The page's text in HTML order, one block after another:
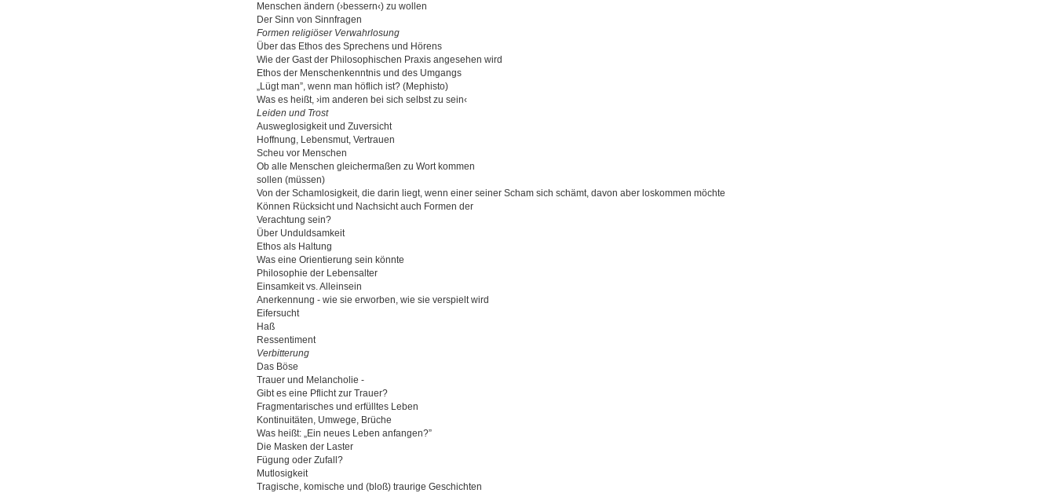
Menschen ändern (›bessern‹) zu wollen
Der Sinn von Sinnfragen
Formen religiöser Verwahrlosung
Über das Ethos des Sprechens und Hörens
Wie der Gast der Philosophischen Praxis angesehen wird
Ethos der Menschenkenntnis und des Umgangs
„Lügt man”, wenn man höflich ist? (Mephisto)
Was es heißt, ›im anderen bei sich selbst zu sein‹
Leiden und Trost
Ausweglosigkeit und Zuversicht
Hoffnung, Lebensmut, Vertrauen
Scheu vor Menschen
Ob alle Menschen gleichermaßen zu Wort kommen
sollen (müssen)
Von der Schamlosigkeit, die darin liegt, wenn einer seiner Scham sich schämt, davon aber loskommen möchte
Können Rücksicht und Nachsicht auch Formen der
Verachtung sein?
Über Unduldsamkeit
Ethos als Haltung
Was eine Orientierung sein könnte
Philosophie der Lebensalter
Einsamkeit vs. Alleinsein
Anerkennung - wie sie erworben, wie sie verspielt wird
Eifersucht
Haß
Ressentiment
Verbitterung
Das Böse
Trauer und Melancholie -
Gibt es eine Pflicht zur Trauer?
Fragmentarisches und erfülltes Leben
Kontinuitäten, Umwege, Brüche
Was heißt: „Ein neues Leben anfangen?”
Die Masken der Laster
Fügung oder Zufall?
Mutlosigkeit
Tragische, komische und (bloß) traurige Geschichten